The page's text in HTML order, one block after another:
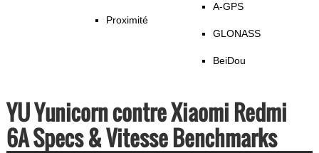
Proximité
A-GPS
GLONASS
BeiDou
YU Yunicorn contre Xiaomi Redmi
6A Specs & Vitesse Benchmarks